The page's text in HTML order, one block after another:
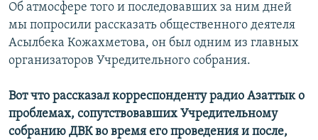
Об атмосфере того и последовавших за ним дней
мы попросили рассказать общественного деятеля
Асылбека Кожахметова, он был одним из главных
организаторов Учредительного собрания.
Вот что рассказал корреспонденту радио Азаттык о
проблемах, сопутствовавших Учредительному
собранию ДВК во время его проведения и после,